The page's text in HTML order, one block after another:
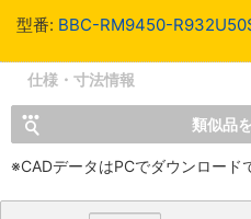
型番: BBC-RM9450-
仕様・寸法情報
類似品
※CADデータはPCでダウンロード